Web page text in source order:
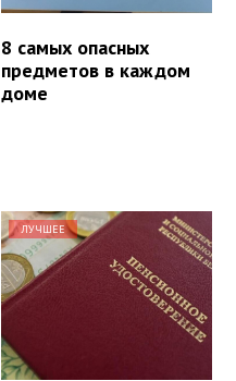
8 самых опасных
предметов в каждом
доме
ЛУЧШЕЕ